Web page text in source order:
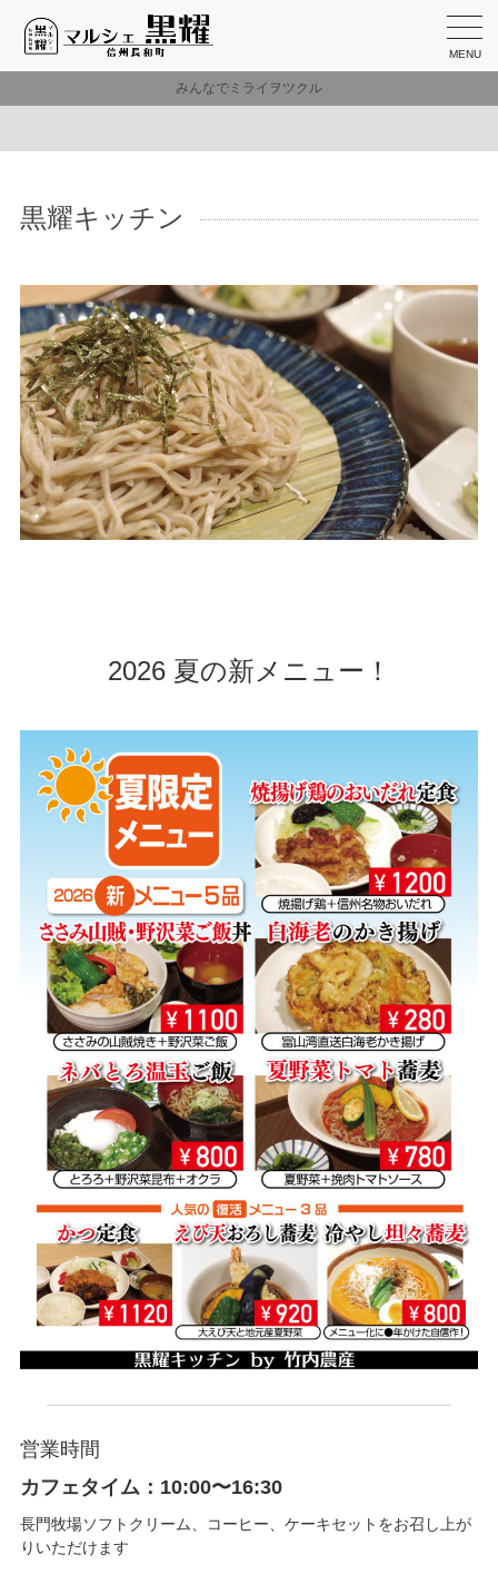
MENU
みんなでミライヲツクル
黒耀キッチン
2026 夏の新メニュー！
営業時間
カフェタイム：10:00〜16:30
長門牧場ソフトクリーム、コーヒー、ケーキセットをお召し上が
りいただけます